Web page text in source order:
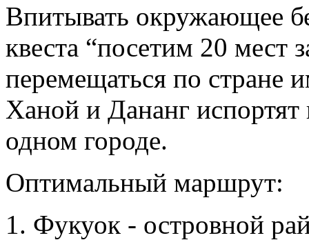
Впитывать окружающее
квеста “посетим 20 мест
перемещаться по стране
Ханой и Дананг испортят
одном городе.
Оптимальный маршрут:
Фукуок - островной